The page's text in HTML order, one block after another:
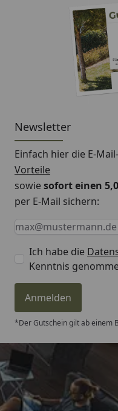
Newsletter
Einfach hier die E-
Vorteile
sowiesofort einen
per E-Mail sichern:
Keine Eingabe
Eingabe erforderlich
E-Mail *
Ich habe die
Kenntnis
Anmelden
*Der Gutschein gilt ab einem